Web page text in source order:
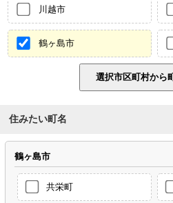
川越市
鶴ヶ島市
住みたい町名
鶴ヶ島市
共栄町